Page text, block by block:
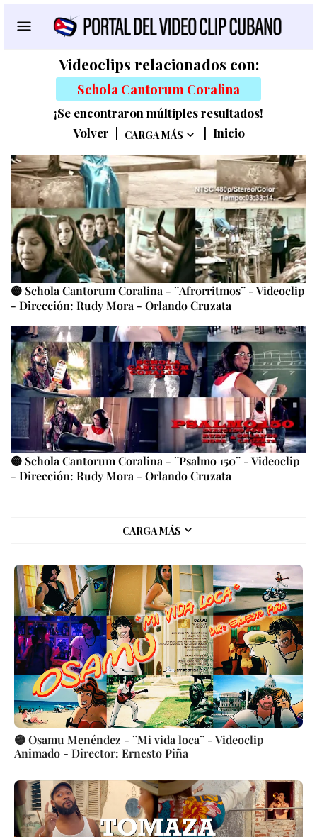
Videoclips relacionados con:
Schola Cantorum Coralina
¡Se encontraron múltiples resultados!
Volver
CARGA MÁS Inicio
🟡 Schola Cantorum Coralina - ¨Afrorritmos¨ - Videoclip
- Dirección: Rudy Mora - Orlando Cruzata
🟡 Schola Cantorum Coralina - ¨Psalmo 150¨ - Videoclip
- Dirección: Rudy Mora - Orlando Cruzata
CARGA MÁS
🟡 Osamu Menéndez - ¨Mi vida loca¨ - Videoclip
Animado - Director: Ernesto Piña